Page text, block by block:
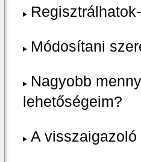
Módosítani
Nagyobb
lehetőségeim?
A